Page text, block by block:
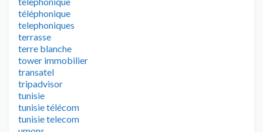
téléphonique
telephoniques
terrasse
terre blanche
tower immobilier
transatel
tripadvisor
tunisie
tunisie télécom
tunisie telecom